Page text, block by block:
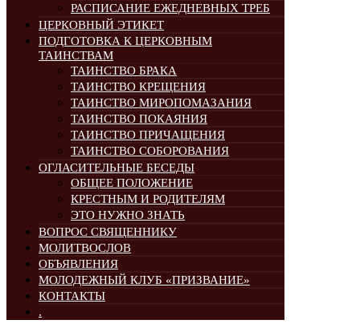
РАСПИСАНИЕ ЕЖЕДНЕВНЫХ ТРЕБ
ЦЕРКОВНЫЙ ЭТИКЕТ
ПОДГОТОВКА К ЦЕРКОВНЫМ
ТАИНСТВАМ
ТАИНСТВО БРАКА
ТАИНСТВО КРЕЩЕНИЯ
ТАИНСТВО МИРОПОМАЗАНИЯ
ТАИНСТВО ПОКАЯНИЯ
ТАИНСТВО ПРИЧАЩЕНИЯ
ТАИНСТВО СОБОРОВАНИЯ
ОГЛАСИТЕЛЬНЫЕ БЕСЕДЫ
ОБЩЕЕ ПОЛОЖЕНИЕ
КРЕСТНЫМ И РОДИТЕЛЯМ
ЭТО НУЖНО ЗНАТЬ
ВОПРОС СВЯЩЕННИКУ
МОЛИТВОСЛОВ
ОБЪЯВЛЕНИЯ
МОЛОДЕЖНЫЙ КЛУБ «ПРИЗВАНИЕ»
КОНТАКТЫ
.